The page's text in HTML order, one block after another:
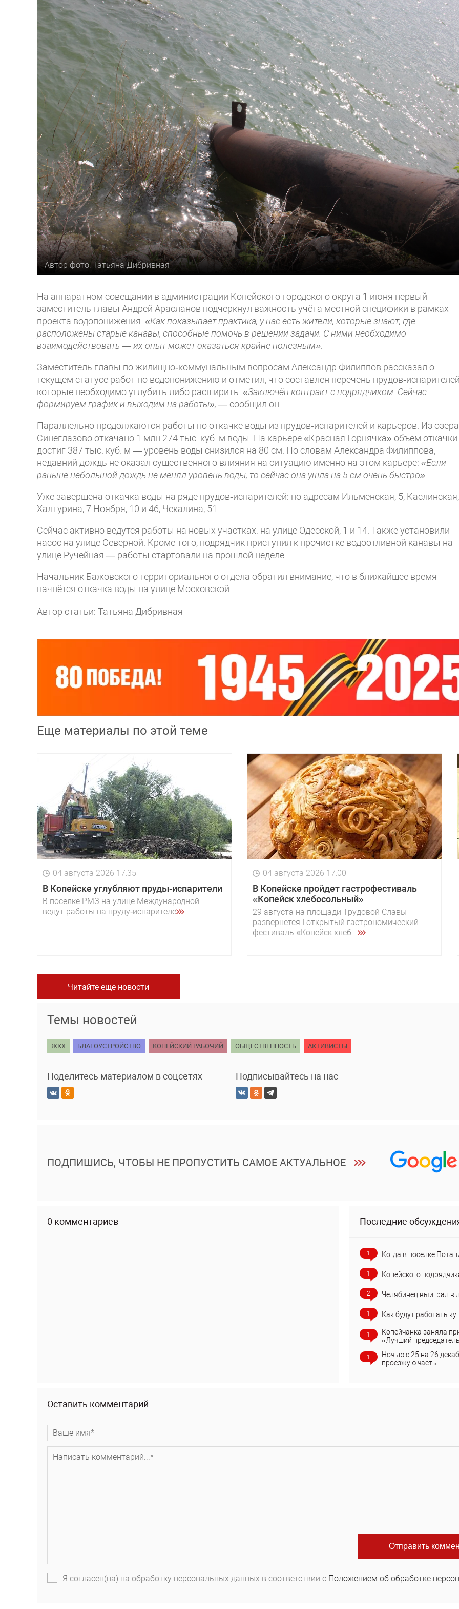
Автор фото: Татьяна Дибривная
На аппаратном совещании в администрации Копейского городского округа 1 июня первый
заместитель главы Андрей Арасланов подчеркнул важность учёта местной специфики в рамках
проекта водопонижения: «Как показывает практика, у нас есть жители, которые знают, где
расположены старые канавы, способные помочь в решении задачи. С ними необходимо
взаимодействовать — их опыт может оказаться крайне полезным».
Заместитель главы по жилищно‑коммунальным вопросам Александр Филиппов рассказал о
текущем статусе работ по водопонижению и отметил, что составлен перечень
которые необходимо углубить либо расширить. «Заключён контракт с подрядчиком. Сейчас
формируем график и выходим на работы», — сообщил он.
Параллельно продолжаются работы по откачке воды из прудов‑испарителей и карьеров. Из озера
Синеглазово откачано 1 млн 274 тыс. куб. м воды. На карьере «Красная Горнячка» объём откачки
достиг 387 тыс. куб. м — уровень воды снизился на 80 см. По словам Александра Филиппова,
недавний дождь не оказал существенного влияния на ситуацию именно на этом карьере: «Если
раньше небольшой дождь не менял уровень воды, то сейчас она ушла на 5 см очень быстро».
Уже завершена откачка воды на ряде прудов‑испарителей: по адресам Ильменская, 5,
Халтурина, 7 Ноября, 10 и 46, Чекалина, 51.
Сейчас активно ведутся работы на новых участках: на улице Одесской, 1 и 14. Также установили
насос на улице Северной. Кроме того, подрядчик приступил к прочистке водоотливной канавы на
улице Ручейная — работы стартовали на прошлой неделе.
Начальник Бажовского территориального отдела обратил внимание, что в ближайшее время
начнётся откачка воды на улице Московской.
Автор статьи: Татьяна Дибривная
Еще материалы по этой теме
04 августа 2026 17:35
В Копейске углубляют пруды‑испарители
В посёлке РМЗ на улице Международной
ведут работы на пруду‑испарителе
04 августа 2026 17:00
В Копейске пройдет гастрофестиваль
«Копейск хлебосольный»
29 августа на площади Трудовой Славы
развернется I открытый гастрономический
фестиваль «Копейск хлеб...
Читайте еще новости
Темы новостей
ЖКХ БЛАГОУСТРОЙСТВО КОПЕЙСКИЙ РАБОЧИЙ ОБЩЕСТВЕННОСТЬ АКТИВИСТЫ
Поделитесь материалом в соцсетях Подписывайтесь на нас
ПОДПИШИСЬ, ЧТОБЫ НЕ ПРОПУСТИТЬ САМОЕ АКТУАЛЬНОЕ
0 комментариев Последние
1 Когда в поселке
1 Копейского
2 Челябинец выиграл в
1 Как будут работать
1
Копейчанка заняла
«Лучший
1
Ночью с 25 на 26
проезжую часть
Оставить комментарий
Я согласен(на) на обработку персональных данных в соответствии с Положением об обработке